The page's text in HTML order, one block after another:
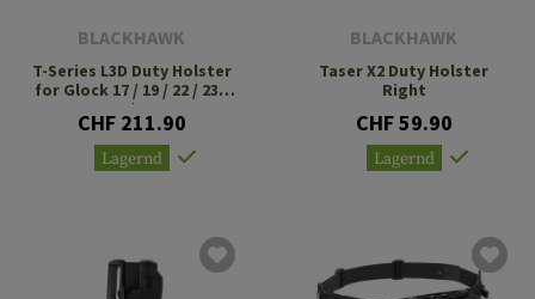
BLACKHAWK
T-Series L3D Duty Holster
for Glock 17 / 19 / 22 / 23 /
34 / 35
CHF 211.90
Lagernd
BLACKHAWK
Taser X2 Duty Holster
Right
CHF 59.90
Lagernd